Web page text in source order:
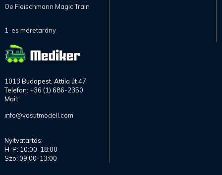
Oe Fleischmann Magic Train
1-es méretarány
1013 Budapest, Attila út 47.
Telefon: +36 (1) 686-2350
Mail:
info@vasutmodell.com
Nyitvatartás:
H-P: 10:00-18:00
Szo: 09:00-13:00